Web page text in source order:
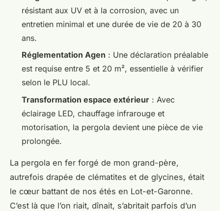
résistant aux UV et à la corrosion, avec un
entretien minimal et une durée de vie de 20 à 30
ans.
Réglementation Agen : Une déclaration préalable
est requise entre 5 et 20 m², essentielle à vérifier
selon le PLU local.
Transformation espace extérieur : Avec
éclairage LED, chauffage infrarouge et
motorisation, la pergola devient une pièce de vie
prolongée.
La pergola en fer forgé de mon grand-père,
autrefois drapée de clématites et de glycines, était
le cœur battant de nos étés en Lot-et-Garonne.
C’est là que l’on riait, dînait, s’abritait parfois d’un